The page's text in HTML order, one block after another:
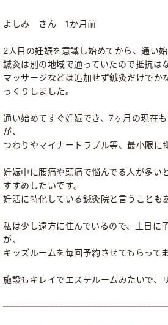
よしみ さん 1か月前
2人目の妊娠を意識し始めてから、通い始
鍼灸は別の地域で通っていたので抵抗は
マッサージなどは追加せず鍼灸だけでか
っくりしました。
通い始めてすぐ妊娠でき、7ヶ月の現在
が、
つわりやマイナートラブル等、最小限に
妊娠中に腰痛や頭痛で悩んでる人が多い
すすめしたいです。
妊活に特化している鍼灸院と言うことも
私は少し遠方に住んでいるので、土日に
が、
キッズルームを毎回予約させてもらってま
施設もキレイでエステルームみたいで、